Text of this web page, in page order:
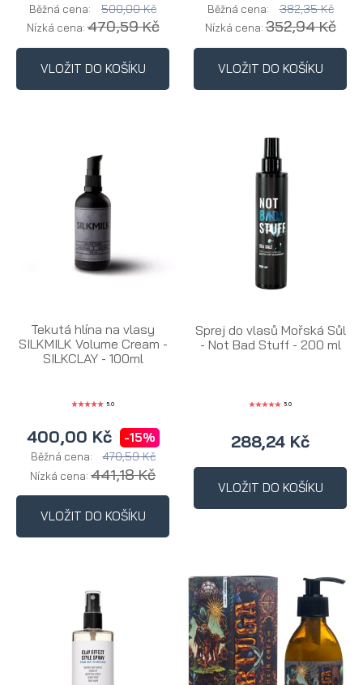
Běžná cena: 500,00 Kč
Nízká cena:470,59 Kč
VLOŽIT DO KOŠÍKU
Běžná cena: 382,35 Kč
Nízká cena:352,94 Kč
VLOŽIT DO KOŠÍKU
Tekutá hlína na vlasy
SILKMILK Volume Cream -
SILKCLAY - 100ml
5.0
400,00 Kč -15%
Běžná cena: 470,59 Kč
Nízká cena: 441,18 Kč
VLOŽIT DO KOŠÍKU
Sprej do vlasů Mořská Sůl
- Not Bad Stuff - 200 ml
5.0
288,24 Kč
VLOŽIT DO KOŠÍKU